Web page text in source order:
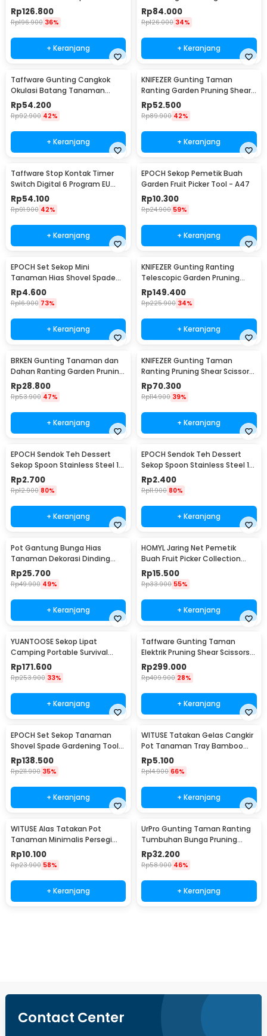
Tapener Machine - VK20
Rp126.800
Rp196.900 36%
+ Keranjang
Plug 16A 230V - KWE-TM02-EU
Rp84.000
Rp126.000 34%
+ Keranjang
Taffware Gunting Cangkok
Okulasi Batang Tanaman
Grafting Pruning Tool - 210
Rp54.200
Rp92.900 42%
+ Keranjang
KNIFEZER Gunting Taman
Ranting Garden Pruning Shear
Scissors - W238
Rp52.500
Rp89.900 42%
+ Keranjang
Taffware Stop Kontak Timer
Switch Digital 6 Program EU
Plug 16A 230V - W03
Rp54.100
Rp91.900 42%
+ Keranjang
EPOCH Sekop Pemetik Buah
Garden Fruit Picker Tool - A47
Rp10.300
Rp24.900 59%
+ Keranjang
EPOCH Set Sekop Mini
Tanaman Hias Shovel Spade
Gardening Tools 3 PCS -
LXY549
Rp4.600
Rp16.900 73%
+ Keranjang
KNIFEZER Gunting Ranting
Telescopic Garden Pruning
Shear Scissors - 2026
Rp149.400
Rp225.900 34%
+ Keranjang
BRKEN Gunting Tanaman dan
Dahan Ranting Garden Pruning
Shears Scissors - XH-Y
Rp28.800
Rp53.900 47%
+ Keranjang
KNIFEZER Gunting Taman
Ranting Pruning Shear Scissors
20mm - 1025
Rp70.300
Rp114.900 39%
+ Keranjang
EPOCH Sendok Teh Dessert
Sekop Spoon Stainless Steel 1
PCS Square - LXY550
Rp2.700
Rp12.900 80%
+ Keranjang
EPOCH Sendok Teh Dessert
Sekop Spoon Stainless Steel 1
PCS Round - LXY550
Rp2.400
Rp11.900 80%
+ Keranjang
Pot Gantung Bunga Hias
Tanaman Dekorasi Dinding
Vertical Garden 9 Slot - HY001-
GR-5
Rp25.700
Rp49.900 49%
+ Keranjang
HOMYL Jaring Net Pemetik
Buah Fruit Picker Collection
Head 14cm - HM16
Rp15.500
Rp33.900 55%
+ Keranjang
YUANTOOSE Sekop Lipat
Camping Portable Survival
Tactical Shovel 75cm - D14-10
Rp171.600
Rp253.900 33%
+ Keranjang
Taffware Gunting Taman
Elektrik Pruning Shear Scissors
48Vf 1500mAh - VIO48
Rp299.000
Rp409.900 28%
+ Keranjang
EPOCH Set Sekop Tanaman
Shovel Spade Gardening Tools
10 PCS - LXY55
Rp138.500
Rp211.900 35%
+ Keranjang
WITUSE Tatakan Gelas Cangkir
Pot Tanaman Tray Bamboo
Coaster 85mm - EQF301
Rp5.100
Rp14.900 66%
+ Keranjang
WITUSE Alas Tatakan Pot
Tanaman Minimalis Persegi
Panjang Bamboo Tray
175x88x10mm - EQF301
Rp10.100
Rp23.900 58%
+ Keranjang
UrPro Gunting Taman Ranting
Tumbuhan Bunga Pruning
Scissors 25mm - SK5
Rp32.200
Rp58.900 46%
+ Keranjang
Contact Center